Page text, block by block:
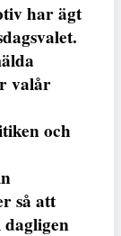
har ägt
valår
och
så att